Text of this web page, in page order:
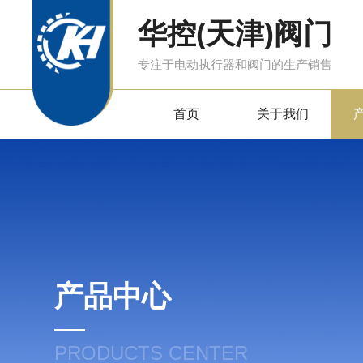
华控(天津)阀门
专注于电动执行器和阀门的生产销售
首页 关于我们
产品中心
PRODUCTS CENTER